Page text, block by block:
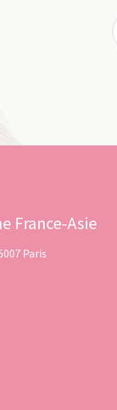
France-Asie
Paris